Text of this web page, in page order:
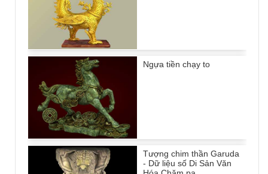
Ngựa tiền chạy to
Tượng chim thần Garuda
- Dữ liệu số Di Sản Văn